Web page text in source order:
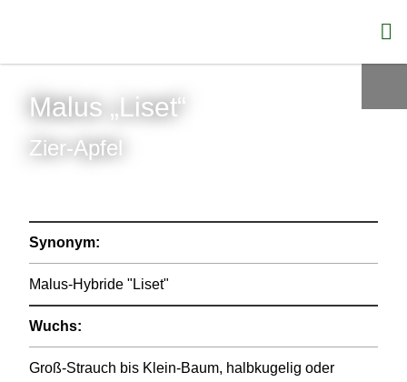
Malus „Liset“
Zier-Apfel
Synonym:
Malus-Hybride "Liset"
Wuchs:
Groß-Strauch bis Klein-Baum, halbkugelig oder